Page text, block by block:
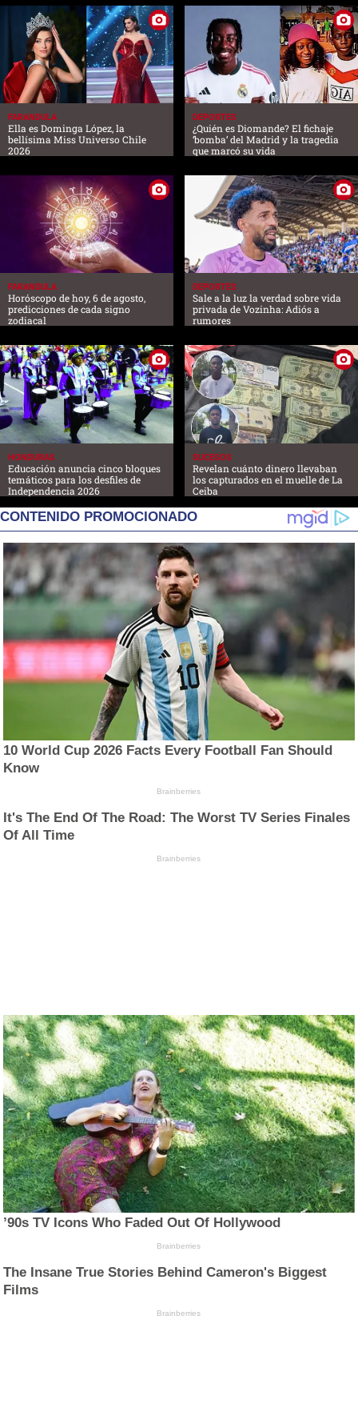
FARANDULA
Ella es Dominga López, la
bellísima Miss Universo Chile
2026
DEPORTES
¿Quién es Diomande? El fichaje
‘bomba’ del Madrid y la tragedia
que marcó su vida
FARANDULA
Horóscopo de hoy, 6 de agosto,
predicciones de cada signo
zodiacal
DEPORTES
Sale a la luz la verdad sobre vida
privada de Vozinha: Adiós a
rumores
HONDURAS
Educación anuncia cinco bloques
temáticos para los desfiles de
Independencia 2026
SUCESOS
Revelan cuánto dinero llevaban
los capturados en el muelle de La
Ceiba
CONTENIDO PROMOCIONADO
10 World Cup 2026 Facts Every Football Fan Should
Know
Brainberries
It's The End Of The Road: The Worst TV Series Finales
Of All Time
Brainberries
’90s TV Icons Who Faded Out Of Hollywood
Brainberries
The Insane True Stories Behind Cameron's Biggest
Films
Brainberries